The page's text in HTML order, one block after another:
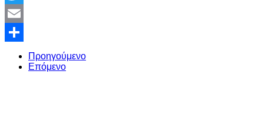
Twitter
Email
Share
Προηγούμενο
Επόμενο